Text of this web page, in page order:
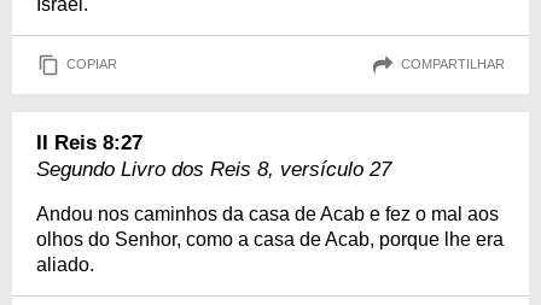
COPIAR COMPARTILHAR
II Reis 8:27
Segundo Livro dos Reis 8, versículo 27
Andou nos caminhos da casa de Acab e fez o mal aos
olhos do Senhor, como a casa de Acab, porque lhe era
aliado.